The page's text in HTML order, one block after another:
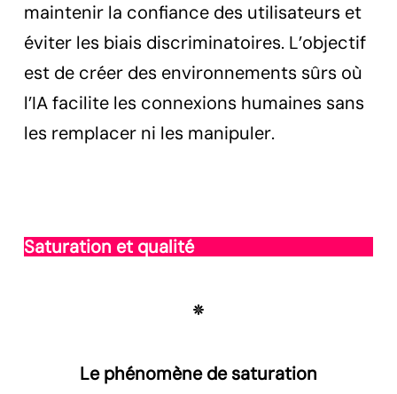
maintenir la confiance des utilisateurs et
éviter les biais discriminatoires. L’objectif
est de créer des environnements sûrs où
l’IA facilite les connexions humaines sans
les remplacer ni les manipuler.
Saturation et qualité
Le phénomène de saturation